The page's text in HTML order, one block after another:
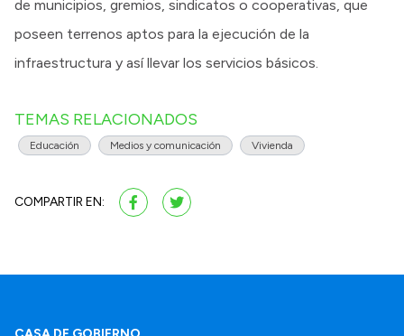
de municipios, gremios, sindicatos o cooperativas, que
poseen terrenos aptos para la ejecución de la
infraestructura y así llevar los servicios básicos.
TEMAS RELACIONADOS
Educación Medios y comunicación Vivienda
COMPARTIR EN: